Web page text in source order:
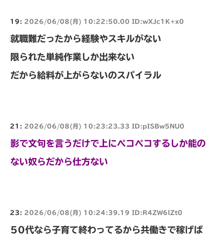
19: 2026/06/08(月) 10:22:50.00 ID:wXJc1K+x0
就職難だったから経験やスキルがない
限られた単純作業しか出来ない
だから給料が上がらないのスパイラル
21: 2026/06/08(月) 10:23:23.33 ID:pISBw5NU0
影で文句を言うだけで上にペコペコするしか能の
ない奴らだから仕方ない
23: 2026/06/08(月) 10:24:39.19 ID:R4ZW6lZt0
50代なら子育て終わってるから共働きで稼げば